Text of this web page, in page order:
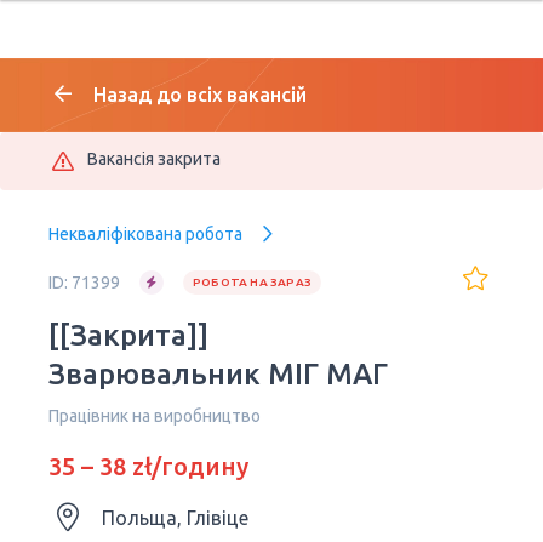
Назад до всіх вакансій
Вакансія закрита
Некваліфікована робота
ID: 71399 РОБОТА НА ЗАРАЗ
[[Закрита]]
Зварювальник МІГ МАГ
Працівник на виробництво
35 – 38 zł/годину
Польща, Глівіце